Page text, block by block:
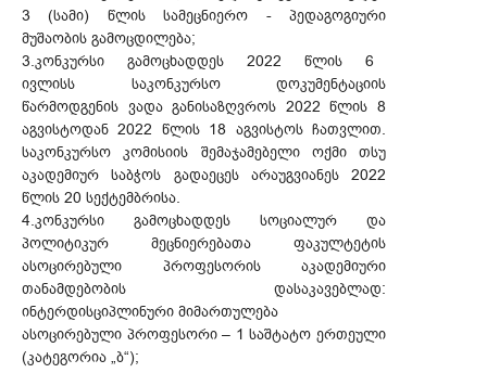
3 (სამი) წლის სამეცნიერო - პედაგოგიური
მუშაობის გამოცდილება;
3.კონკურსი გამოცხადდეს 2022 წლის 6
ივლისს საკონკურსო დოკუმენტაციის
წარმოდგენის ვადა განისაზღვროს 2022 წლის 8
აგვისტოდან 2022 წლის 18 აგვისტოს ჩათვლით.
საკონკურსო კომისიის შემაჯამებელი ოქმი თსუ
აკადემიურ საბჭოს გადაეცეს არაუგვიანეს 2022
წლის 20 სექტემბრისა.
4.კონკურსი გამოცხადდეს სოციალურ და
პოლიტიკურ მეცნიერებათა ფაკულტეტის
ასოცირებული პროფესორის აკადემიური
თანამდებობის დასაკავებლად:
ინტერდისციპლინური მიმართულება
ასოცირებული პროფესორი – 1 საშტატო ერთეული
(კატეგორია „ბ“);